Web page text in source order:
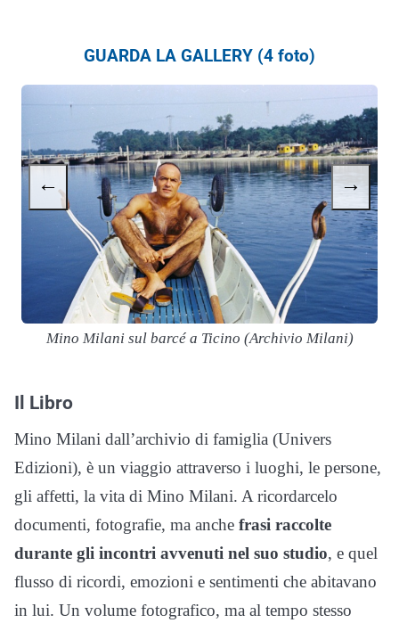
GUARDA LA GALLERY (4 foto)
Mino Milani sul barcé a Ticino (Archivio Milani)
← →
Il Libro
Mino Milani dall’archivio di famiglia (Univers
Edizioni), è un viaggio attraverso i luoghi, le persone,
gli affetti, la vita di Mino Milani. A ricordarcelo
documenti, fotografie, ma anche frasi raccolte
durante gli incontri avvenuti nel suo studio, e quel
flusso di ricordi, emozioni e sentimenti che abitavano
in lui. Un volume fotografico, ma al tempo stesso